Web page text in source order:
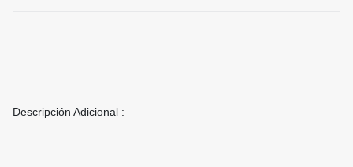
Descripción Adicional :